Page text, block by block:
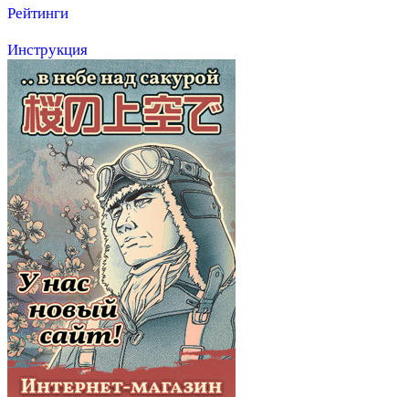
Рейтинги
Инструкция